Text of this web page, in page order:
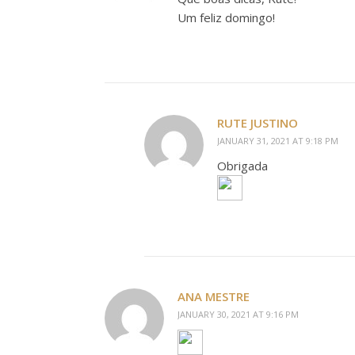
Um feliz domingo!
RUTE JUSTINO
JANUARY 31, 2021 AT 9:18 PM
Obrigada
ANA MESTRE
JANUARY 30, 2021 AT 9:16 PM